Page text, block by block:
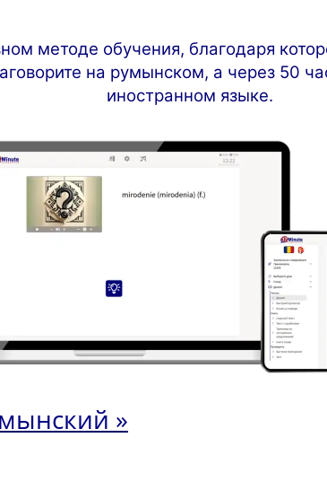
методе обучения, благодаря
на румынском, а через 50
иностранном языке.
»